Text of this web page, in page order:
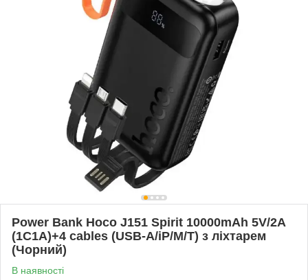
Power Bank Hoco J151 Spirit 10000mAh 5V/2A
(1C1A)+4 cables (USB-A/iP/M/T) з ліхтарем
(Чорний)
В наявності